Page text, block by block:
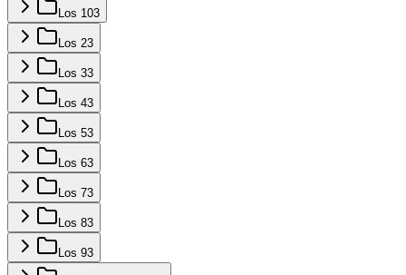
Los 103
Los 23
Los 33
Los 43
Los 53
Los 63
Los 73
Los 83
Los 93